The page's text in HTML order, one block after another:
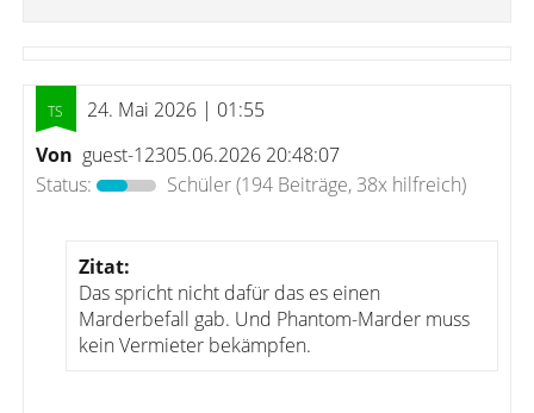
24. Mai 2026 | 01:55
Von guest-12305.06.2026 20:48:07
Status:
Schüler(194 Beiträge, 38x hilfreich)
Zitat:
Das spricht nicht dafür das es einen
Marderbefall gab. Und Phantom-Marder muss
kein Vermieter bekämpfen.